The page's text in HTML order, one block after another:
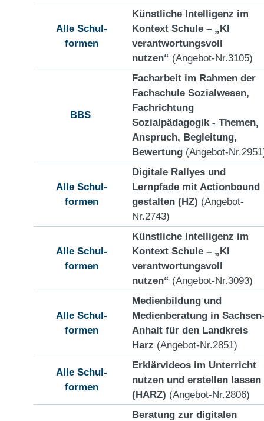
Alle Schul-
formen
Künstliche Intelligenz im
Kontext Schule – „KI
verantwortungsvoll
nutzen“ (Angebot-Nr.3105)
BBS
Facharbeit im Rahmen der
Fachschule Sozialwesen,
Fachrichtung
Sozialpädagogik - Themen,
Anspruch, Begleitung,
Bewertung (Angebot-
Alle Schul-
formen
Digitale Rallyes und
Lernpfade mit Actionbound
gestalten (HZ) (Angebot-
Nr.2743)
Alle Schul-
formen
Künstliche Intelligenz im
Kontext Schule – „KI
verantwortungsvoll
nutzen“ (Angebot-Nr.3093)
Alle Schul-
formen
Medienbildung und
Medienberatung in
Anhalt für den Landkreis
Harz (Angebot-Nr.2851)
Alle Schul-
formen
Erklärvideos im Unterricht
nutzen und erstellen lassen
(HARZ) (Angebot-Nr.2806)
Beratung zur digitalen